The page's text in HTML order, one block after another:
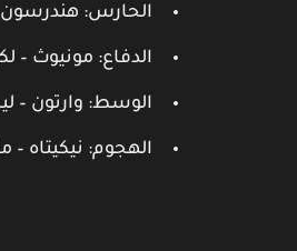
الحارس:
الدفاع: مونيوث
الوسط: وارتون –
الهجوم: نيكيتاه –